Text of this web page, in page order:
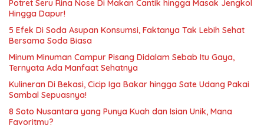
Potret Seru Rina Nose Di Makan Cantik hingga Masak Jengkol
Hingga Dapur!
5 Efek Di Soda Asupan Konsumsi, Faktanya Tak Lebih Sehat
Bersama Soda Biasa
Minum Minuman Campur Pisang Didalam Sebab Itu Gaya,
Ternyata Ada Manfaat Sehatnya
Kulineran Di Bekasi, Cicip Iga Bakar hingga Sate Udang Pakai
Sambal Sepuasnya!
8 Soto Nusantara yang Punya Kuah dan Isian Unik, Mana
Favoritmu?